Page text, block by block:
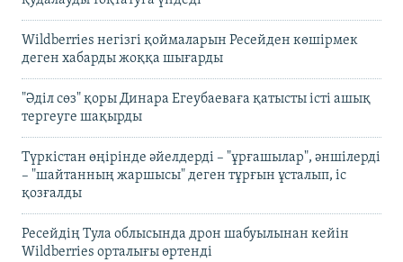
Wildberries негізгі қоймаларын Ресейден көшірмек
деген хабарды жоққа шығарды
"Әділ сөз" қоры Динара Егеубаеваға қатысты істі ашық
тергеуге шақырды
Түркістан өңірінде әйелдерді – "ұрғашылар", әншілерді
– "шайтанның жаршысы" деген тұрғын ұсталып, іс
қозғалды
Ресейдің Тула облысында дрон шабуылынан кейін
Wildberries орталығы өртенді